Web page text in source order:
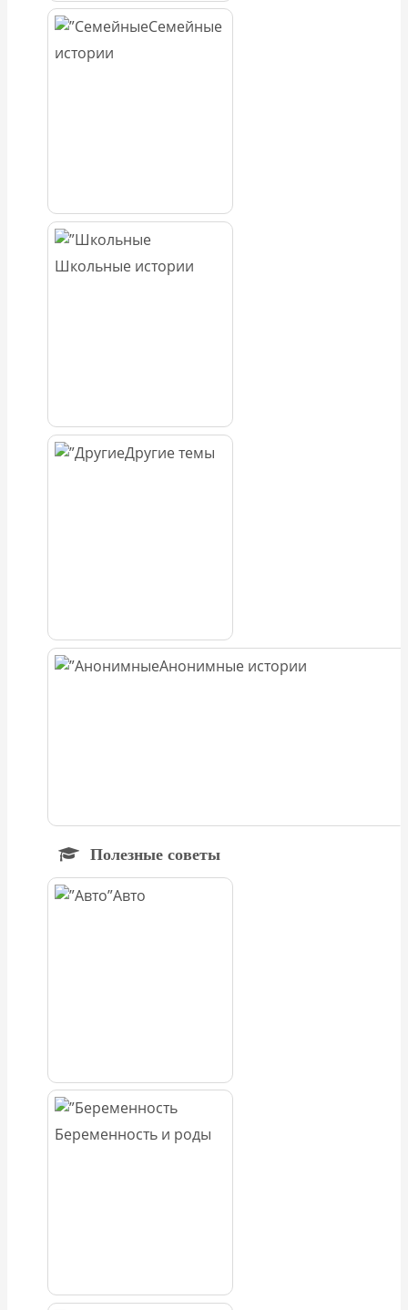
Семейные
истории
Школьные истории
Другие темы
Анонимные истории
Полезные советы
Авто
Беременность и роды